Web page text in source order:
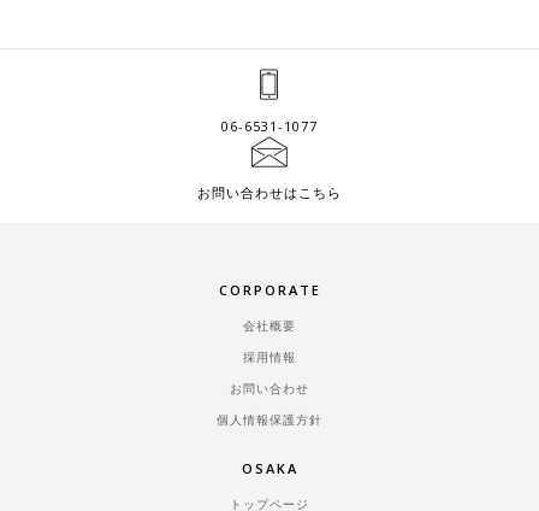
06-6531-1077
お問い合わせはこちら
CORPORATE
会社概要
採用情報
お問い合わせ
個人情報保護方針
OSAKA
トップページ